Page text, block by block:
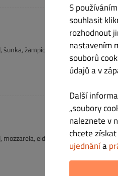
žampiony, tuňák, salám, sýr,
eidam, hermelín, niva,
S
souhlasit
rozhodnout
nastavením
souborů
údajů a v
Další
„soubory
naleznete v
chcete
ujednánía